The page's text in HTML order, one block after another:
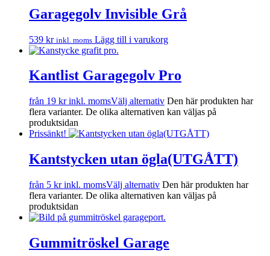
Garagegolv Invisible Grå
539 kr inkl. moms Lägg till i varukorg
Kantlist Garagegolv Pro
från 19 kr inkl. momsVälj alternativ Den här produkten har
flera varianter. De olika alternativen kan väljas på
produktsidan
Prissänkt!
Kantstycken utan ögla(UTGÅTT)
från 5 kr inkl. momsVälj alternativ Den här produkten har
flera varianter. De olika alternativen kan väljas på
produktsidan
Gummitröskel Garage